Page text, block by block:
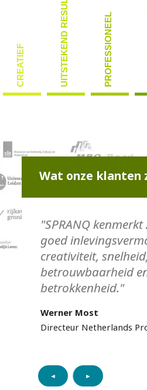
CREATIEF UITSTEKEND RESULTAAT PROFESSIONEEL
Wat onze klanten
"SPRANQ
goed
creativiteit, snelheid,
betrouwbaarheid
betrokkenheid."
Werner Most
Directeur Netherlands
◄ ►